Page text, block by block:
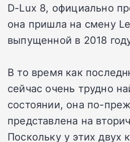
D-Lux 8, официально
она пришла на смену
выпущенной в 2018
В то время как
сейчас очень трудно
состоянии, она по-
представлена на
Поскольку у этих двух